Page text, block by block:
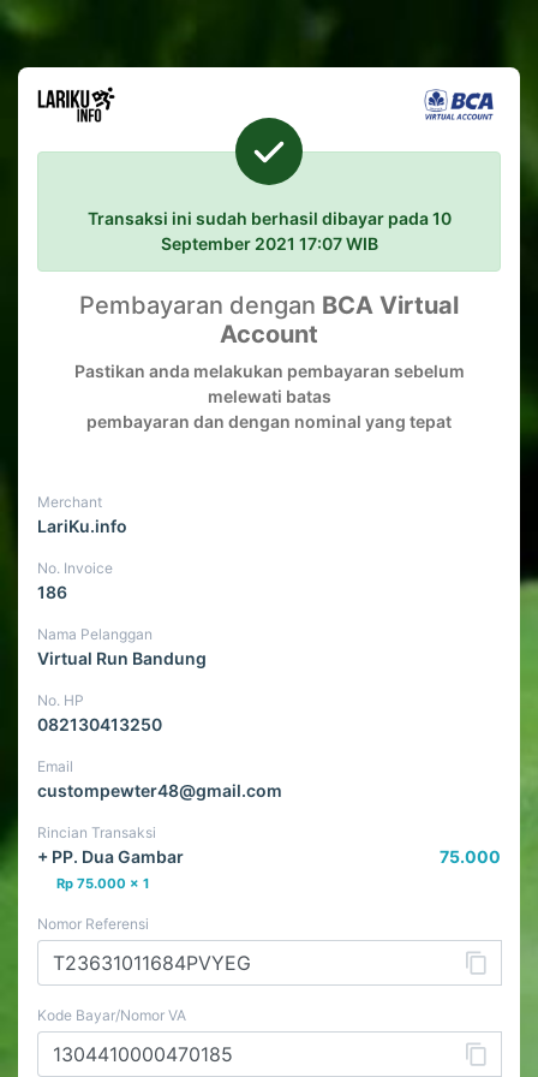
Transaksi ini sudah berhasil dibayar pada 10
September 2021 17:07 WIB
Pembayaran dengan BCA Virtual
Account
Pastikan anda melakukan pembayaran sebelum
melewati batas
pembayaran dan dengan nominal yang tepat
Merchant
LariKu.info
No. Invoice
186
Nama Pelanggan
Virtual Run Bandung
No. HP
082130413250
Email
custompewter48@gmail.com
Rincian Transaksi
+ PP. Dua Gambar
Rp 75.000 x 1
75.000
Nomor Referensi
Kode Bayar/Nomor VA